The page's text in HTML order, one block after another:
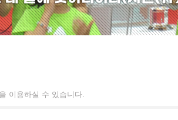
이용하실 수 있습니다.